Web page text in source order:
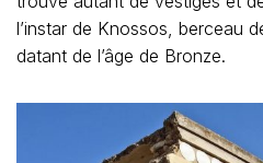
l’instar de Knossos, berceau
datant de l’âge de Bronze.